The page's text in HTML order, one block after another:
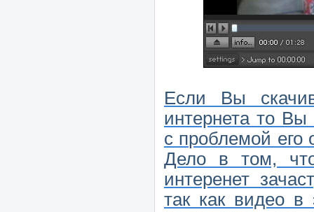
Если Вы
интернета то Вы
с проблемой его
Дело в том,
интеренет
так как видео в